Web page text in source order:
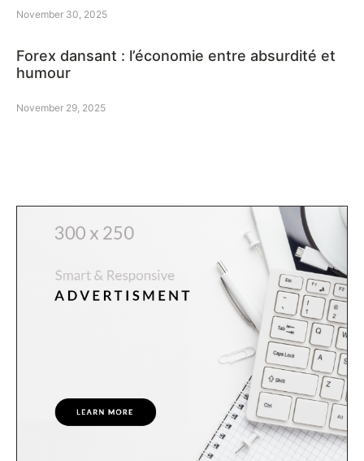
November 30, 2025
Forex dansant : l’économie entre absurdité et
humour
November 29, 2025